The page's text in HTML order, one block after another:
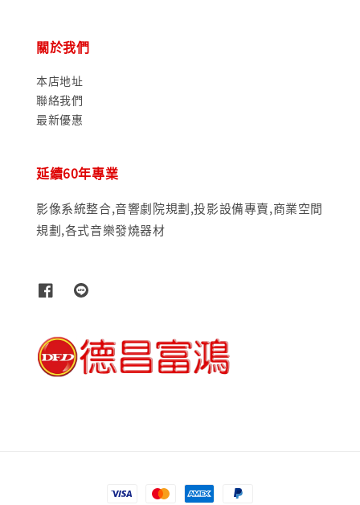
關於我們
本店地址
聯絡我們
最新優惠
延續60年專業
影像系統整合,音響劇院規劃,投影設備專賣,商業空間
規劃,各式音樂發燒器材